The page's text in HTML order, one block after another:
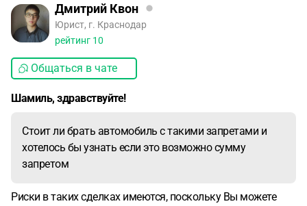
Дмитрий Квон
Юрист, г. Краснодар
рейтинг 10
Общаться в чате
Шамиль, здравствуйте!
Стоит ли брать автомобиль с такими запретами и
хотелось бы узнать если это возможно сумму
запретом
Риски в таких сделках имеются, поскольку Вы можете